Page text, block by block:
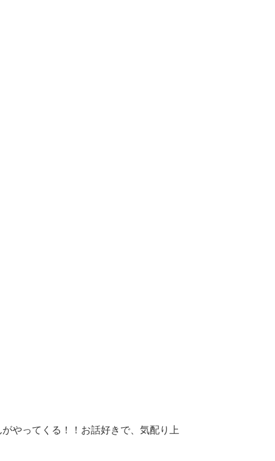
やってくる！！お話好きで、気配り上